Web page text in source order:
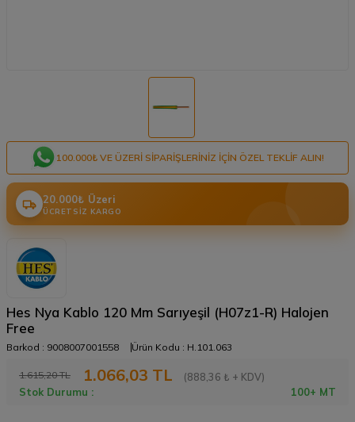
100.000₺ VE ÜZERI SIPARIŞLERINIZ IÇIN ÖZEL TEKLIF ALIN!
20.000₺ Üzeri
ÜCRETSIZ KARGO
Hes Nya Kablo 120 Mm Sarıyeşil (H07z1-R) Halojen
Free
Barkod : 9008007001558 Ürün Kodu : H.101.063
1.615,20TL 1.066,03 TL
(888,36 ₺ + KDV)
Stok Durumu :
100+ MT